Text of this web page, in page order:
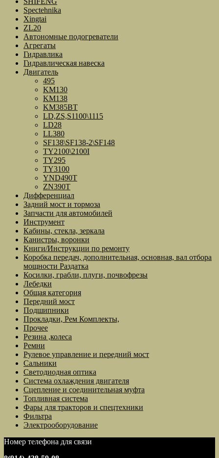
Spectehnika
Xingtai
ZL20
Автономные подогреватели
Агрегаты
Гидравлика
Гидравлическая навеска
Двигатель
495
KM130
KM138
KM385BT
LD,ZS,S1100\1115
LD28
LL380
SF138\SF138-2\SF148
TY2100\2100I
TY295
TY3100
YND490T
ZN390T
Дифференциал
Задний мост и тормоза
Запчасти для автомобилей
Инструмент
Кабины, стекла, зеркала
Канистры, воронки
Книги/Инструкции по ремонту
Коробка передач, дополнительная, основная, вал отбора
мощности Раздатка
Косилки, грабли, плуги, почвофрезы
Лебедки
Общая категория
Передний мост
Подшипники
Прокладки, Рем Комплекты,
Прочее
Резина ,колеса
Ремни
Рулевое управление и передний мост
Сальники
Светодиодная оптика
Система охлаждения двигателя
Сцепление и соединительная муфта
Топливная система
Фары для тракторов и спецтехники
Фильтра
Электрооборудование
Номер телефона для связи